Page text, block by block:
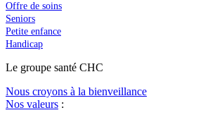
Offre de soins
Seniors
Petite enfance
Handicap
Le groupe santé CHC
Nous croyons à la bienveillance
Nos valeurs :